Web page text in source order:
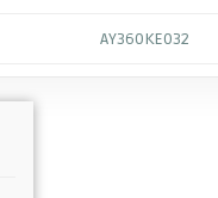
AY360KE032